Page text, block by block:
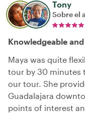
Tony
Sobre el
Knowledgeable
Maya was quite
tour by 30 minutes
our tour. She
Guadalajara
points of interest